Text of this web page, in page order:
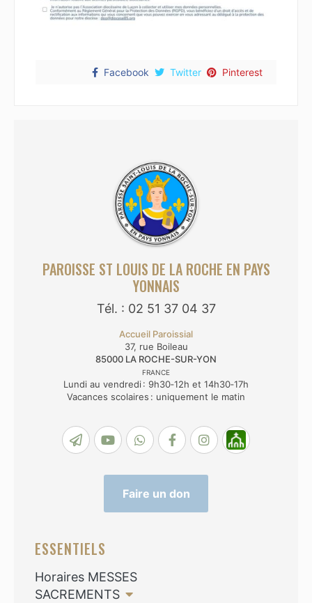
PAROISSE ST LOUIS DE LA ROCHE EN PAYS
YONNAIS
Tél. : 02 51 37 04 37
Accueil Paroissial
37, rue Boileau
85000 LA ROCHE-SUR-YON
FRANCE
Lundi au vendredi : 9h30‑12h et 14h30‑17h
Vacances scolaires : uniquement le matin
Faire un don
ESSENTIELS
Horaires MESSES
SACREMENTS
Facebook Twitter Pinterest